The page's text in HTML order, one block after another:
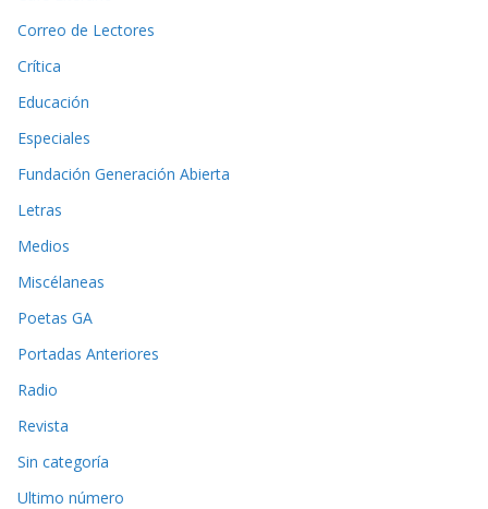
Correo de Lectores
Crítica
Educación
Especiales
Fundación Generación Abierta
Letras
Medios
Miscélaneas
Poetas GA
Portadas Anteriores
Radio
Revista
Sin categoría
Ultimo número